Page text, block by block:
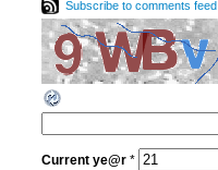
Subscribe to comments feed
Current ye@r *